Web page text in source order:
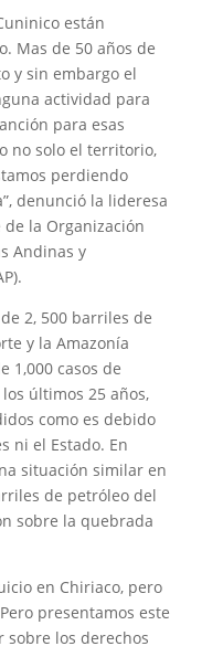
están
Mas de 50 años de
y sin embargo el
actividad para
para esas
no solo el territorio,
perdiendo
denunció la lideresa
la Organización
Andinas y
2, 500 barriles de
y la Amazonía
1,000 casos de
últimos 25 años,
como es debido
ni el Estado. En
situación similar en
de petróleo del
sobre la quebrada
en Chiriaco, pero
presentamos este
sobre los derechos